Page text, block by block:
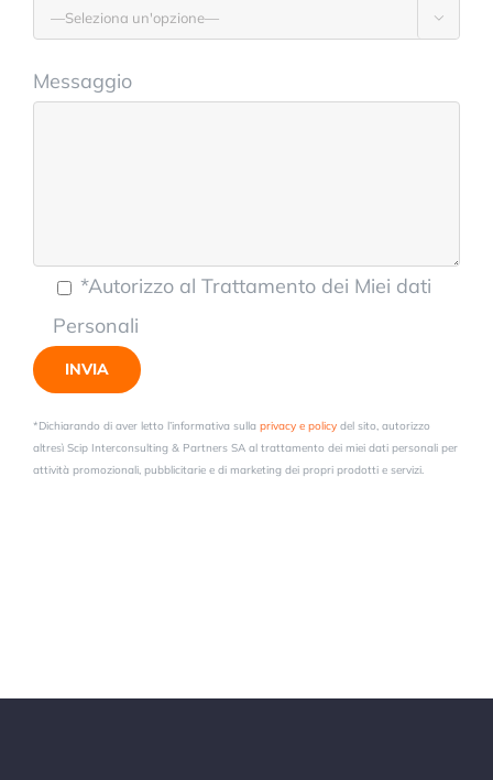

Messaggio
*Autorizzo al Trattamento dei Miei dati
Personali
*Dichiarando di aver letto l’informativa sulla privacy e policy del sito, autorizzo
altresì Scip Interconsulting & Partners SA al trattamento dei miei dati personali per
attività promozionali, pubblicitarie e di marketing dei propri prodotti e servizi.